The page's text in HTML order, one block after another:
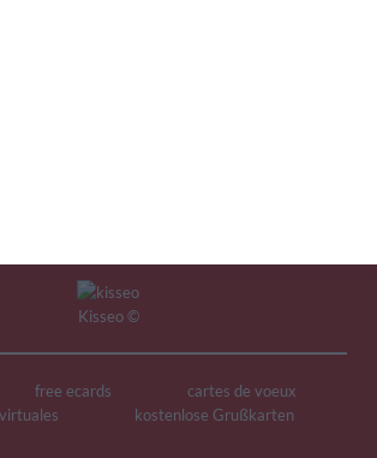
Kisseo©
free ecards
cartes de voeux
kostenlose Grußkarten